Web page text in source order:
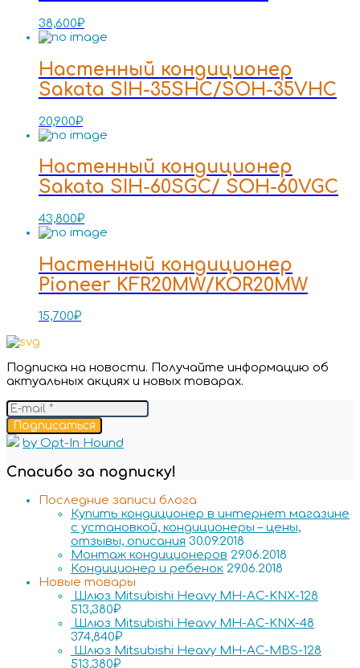
38,600₽
Настенный кондиционер
Sakata SIH-35SHC/SOH-35VHC
20,900₽
Настенный кондиционер
Sakata SIH-60SGC/ SOH-60VGC
43,800₽
Настенный кондиционер
Pioneer KFR20MW/KOR20MW
15,700₽
Подписка на новости. Получайте информацию об
актуальных акциях и новых товарах.
Подписаться
by Opt-In Hound
Спасибо за подписку!
Последние записи блога
Купить кондиционер в интернет магазине
с установкой, кондиционеры – цены,
отзывы, описания 30.09.2018
Монтаж кондиционеров 29.06.2018
Кондиционер и ребенок 29.06.2018
Новые товары
Шлюз Mitsubishi Heavy MH-AC-KNX-128
513,380₽
Шлюз Mitsubishi Heavy MH-AC-KNX-48
374,840₽
Шлюз Mitsubishi Heavy MH-AC-MBS-128
513,380₽